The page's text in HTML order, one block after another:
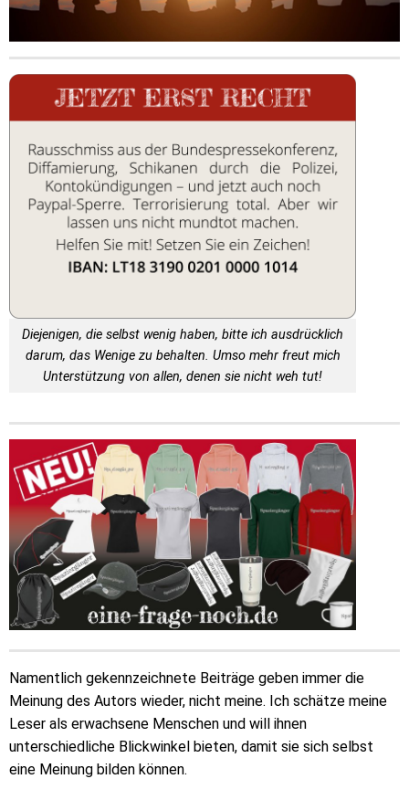
Diejenigen, die selbst wenig haben, bitte ich ausdrücklich
darum, das Wenige zu behalten. Umso mehr freut mich
Unterstützung von allen, denen sie nicht weh tut!
Namentlich gekennzeichnete Beiträge geben immer die
Meinung des Autors wieder, nicht meine. Ich schätze meine
Leser als erwachsene Menschen und will ihnen
unterschiedliche Blickwinkel bieten, damit sie sich selbst
eine Meinung bilden können.